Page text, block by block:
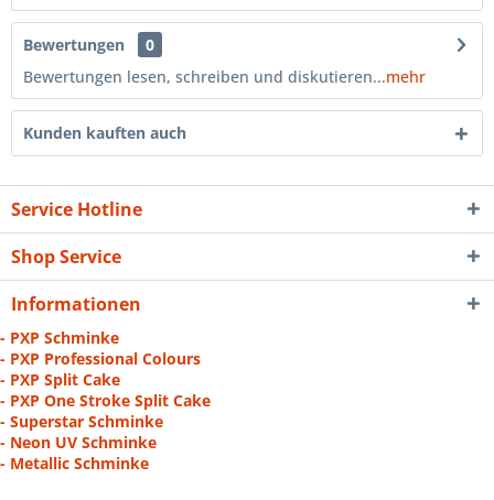
Bewertungen
0
Bewertungen lesen, schreiben und diskutieren...mehr
Kunden kauften auch
Service Hotline
Shop Service
Informationen
- PXP Schminke
- PXP Professional Colours
- PXP Split Cake
- PXP One Stroke Split Cake
- Superstar Schminke
- Neon UV Schminke
- Metallic Schminke